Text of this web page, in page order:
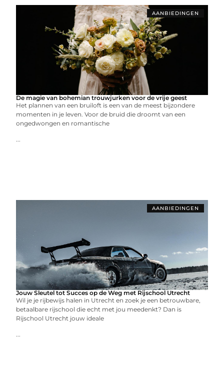
AANBIEDINGEN
De magie van bohemian trouwjurken voor de vrije geest
Het plannen van een bruiloft is een van de meest bijzondere
momenten in je leven. Voor de bruid die droomt van een
ongedwongen en romantische
...
AANBIEDINGEN
Jouw Sleutel tot Succes op de Weg met Rijschool Utrecht
Wil je je rijbewijs halen in Utrecht en zoek je een betrouwbare,
betaalbare rijschool die echt met jou meedenkt? Dan is
Rijschool Utrecht jouw ideale
...